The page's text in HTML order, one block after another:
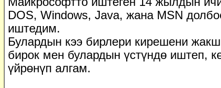
DOS, Windows, Java, жана MSN
иштедим.
Булардын кээ бирлери кирешени
бирок мен булардын үстүндө иштеп,
үйрөнүп алгам.